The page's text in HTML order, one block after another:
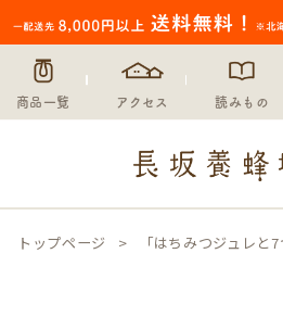
商品一覧 アクセス 読みもの
トップページ 「はちみつジュレ
価格
〜
在庫なし商品
在庫なし商品を表示しな
登録順
価格が安い順